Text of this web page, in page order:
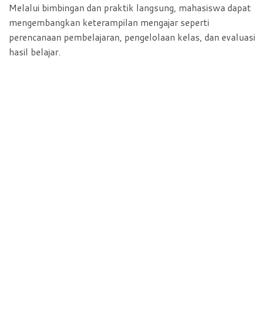
Melalui bimbingan dan praktik langsung, mahasiswa dapat
mengembangkan keterampilan mengajar seperti
perencanaan pembelajaran, pengelolaan kelas, dan evaluasi
hasil belajar.